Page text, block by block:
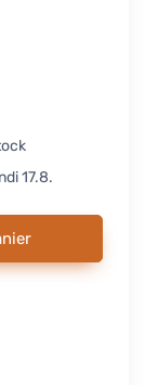
17.8.